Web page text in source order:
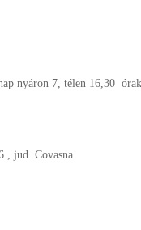
nyáron 7, télen 16,30
jud. Covasna